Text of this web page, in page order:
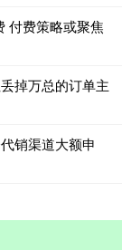
付费策略或聚焦
掉万总的订单主
销渠道大额申